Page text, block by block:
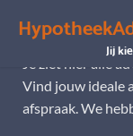
Jij
Alle
Je ziet hier alle
Vind jouw ideale
afspraak. We